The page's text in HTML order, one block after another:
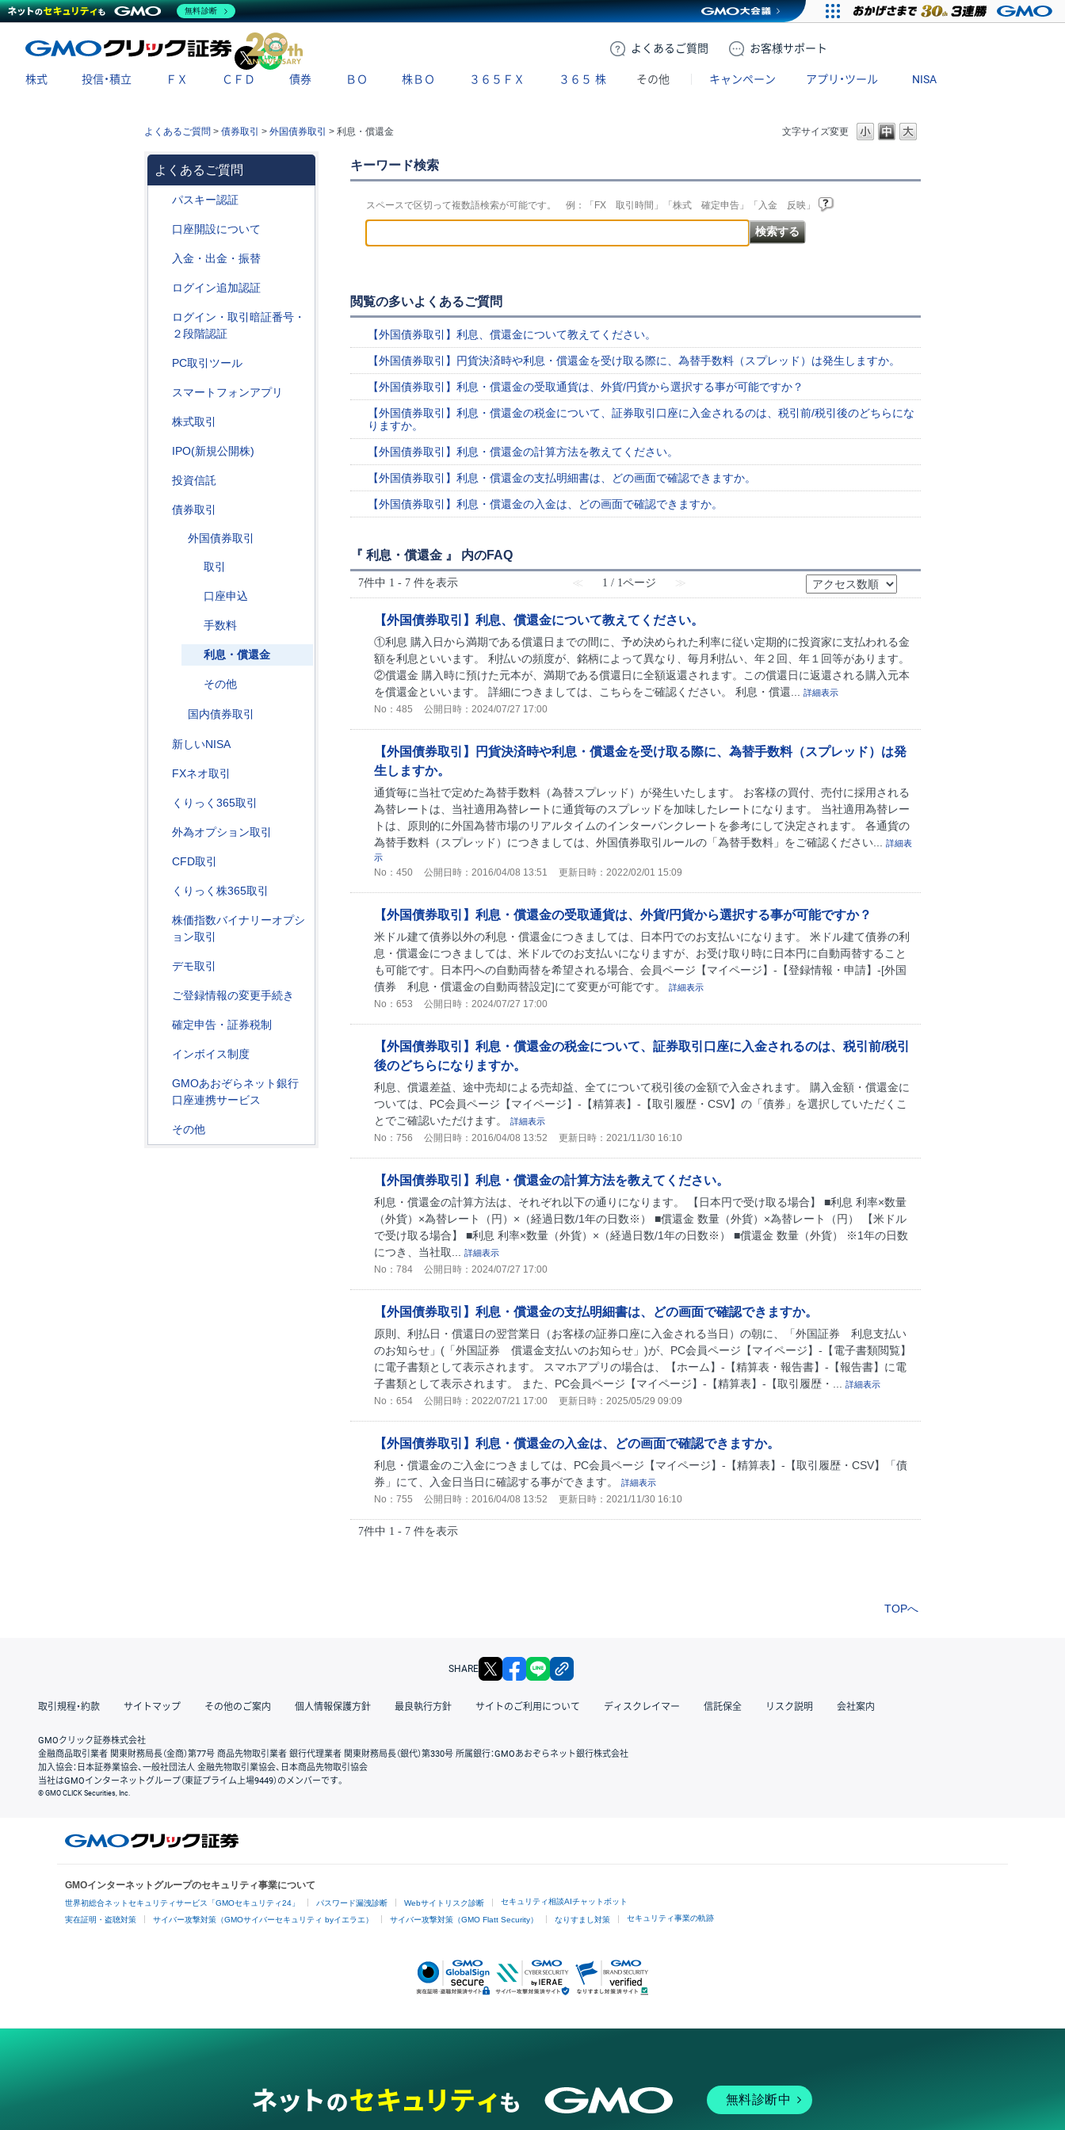
よくある ご質問 お客様サポート
X
株式 投信・積立 ＦＸ ＣＦＤ 債券 ＢＯ 株ＢＯ ３６５ＦＸ ３６５ 株 その他 キャンペーン アプリ・ツール NISA
文字サイズ変更
よくあるご質問 > 債券取引 > 外国債券取引 > 利息・償還金
よくあるご質問
パスキー認証
口座開設について
入金・出金・振替
ログイン追加認証
ログイン・取引暗証番号・
２段階認証
PC取引ツール
スマートフォンアプリ
株式取引
IPO(新規公開株)
投資信託
債券取引
外国債券取引
取引
口座申込
手数料
利息・償還金
その他
国内債券取引
新しいNISA
FXネオ取引
くりっく365取引
外為オプション取引
CFD取引
くりっく株365取引
株価指数バイナリーオプシ
ョン取引
デモ取引
ご登録情報の変更手続き
確定申告・証券税制
インボイス制度
GMOあおぞらネット銀行
口座連携サービス
その他
キーワード検索
スペースで区切って複数語検索が可能です。 例：「FX 取引時間」「株式 確定申告」「入金 反映」
閲覧の多いよくあるご質問
【外国債券取引】利息、償還金について教えてください。
【外国債券取引】円貨決済時や利息・償還金を受け取る際に、為替手数料（スプレッド）は発生しますか。
【外国債券取引】利息・償還金の受取通貨は、外貨/円貨から選択する事が可能ですか？
【外国債券取引】利息・償還金の税金について、証券取引口座に入金されるのは、税引前/税引後のどちらにな
りますか。
【外国債券取引】利息・償還金の計算方法を教えてください。
【外国債券取引】利息・償還金の支払明細書は、どの画面で確認できますか。
【外国債券取引】利息・償還金の入金は、どの画面で確認できますか。
『 利息・償還金 』 内のFAQ
7件中 1 - 7 件を表示 ≪ 1 / 1ページ ≫
【外国債券取引】利息、償還金について教えてください。
①利息 購入日から満期である償還日までの間に、予め決められた利率に従い定期的に投資家に支払われる金
額を利息といいます。 利払いの頻度が、銘柄によって異なり、毎月利払い、年２回、年１回等があります。
②償還金 購入時に預けた元本が、満期である償還日に全額返還されます。この償還日に返還される購入元本
を償還金といいます。 詳細につきましては、こちらをご確認ください。 利息・償還...
詳細表示
No：485 公開日時：2024/07/27 17:00
【外国債券取引】円貨決済時や利息・償還金を受け取る際に、為替手数料（スプレッド）は発
生しますか。
通貨毎に当社で定めた為替手数料（為替スプレッド）が発生いたします。 お客様の買付、売付に採用される
為替レートは、当社適用為替レートに通貨毎のスプレッドを加味したレートになります。 当社適用為替レー
トは、原則的に外国為替市場のリアルタイムのインターバンクレートを参考にして決定されます。 各通貨の
為替手数料（スプレッド）につきましては、外国債券取引ルールの「為替手数料」をご確認ください...
詳細表
示
No：450 公開日時：2016/04/08 13:51 更新日時：2022/02/01 15:09
【外国債券取引】利息・償還金の受取通貨は、外貨/円貨から選択する事が可能ですか？
米ドル建て債券以外の利息・償還金につきましては、日本円でのお支払いになります。 米ドル建て債券の利
息・償還金につきましては、米ドルでのお支払いになりますが、お受け取り時に日本円に自動両替すること
も可能です。日本円への自動両替を希望される場合、会員ページ【マイページ】-【登録情報・申請】-[外国
債券 利息・償還金の自動両替設定]にて変更が可能です。
詳細表示
No：653 公開日時：2024/07/27 17:00
【外国債券取引】利息・償還金の税金について、証券取引口座に入金されるのは、税引前/税引
後のどちらになりますか。
利息、償還差益、途中売却による売却益、全てについて税引後の金額で入金されます。 購入金額・償還金に
ついては、PC会員ページ【マイページ】-【精算表】-【取引履歴・CSV】の「債券」を選択していただくこ
とでご確認いただけます。
詳細表示
No：756 公開日時：2016/04/08 13:52 更新日時：2021/11/30 16:10
【外国債券取引】利息・償還金の計算方法を教えてください。
利息・償還金の計算方法は、それぞれ以下の通りになります。 【日本円で受け取る場合】 ■利息 利率×数量
（外貨）×為替レート（円）×（経過日数/1年の日数※） ■償還金 数量（外貨）×為替レート（円） 【米ドル
で受け取る場合】 ■利息 利率×数量（外貨）×（経過日数/1年の日数※） ■償還金 数量（外貨） ※1年の日数
につき、当社取...
詳細表示
No：784 公開日時：2024/07/27 17:00
【外国債券取引】利息・償還金の支払明細書は、どの画面で確認できますか。
原則、利払日・償還日の翌営業日（お客様の証券口座に入金される当日）の朝に、「外国証券 利息支払い
のお知らせ」(「外国証券 償還金支払いのお知らせ」)が、PC会員ページ【マイページ】-【電子書類閲覧】
に電子書類として表示されます。 スマホアプリの場合は、【ホーム】-【精算表・報告書】-【報告書】に電
子書類として表示されます。 また、PC会員ページ【マイページ】-【精算表】-【取引履歴・...
詳細表示
No：654 公開日時：2022/07/21 17:00 更新日時：2025/05/29 09:09
【外国債券取引】利息・償還金の入金は、どの画面で確認できますか。
利息・償還金のご入金につきましては、PC会員ページ【マイページ】-【精算表】-【取引履歴・CSV】「債
券」にて、入金日当日に確認する事ができます。
詳細表示
No：755 公開日時：2016/04/08 13:52 更新日時：2021/11/30 16:10
7件中 1 - 7 件を表示
TOPへ
SHARE X facebook
取引規程・約款 サイトマップ その他のご案内 個人情報保護方針 最良執行方針 サイトのご利用について ディスクレイマー 信託保全 リスク説明 会社案内
GMOクリック証券株式会社
金融商品取引業者 関東財務局長（金商）第77号 商品先物取引業者 銀行代理業者 関東財務局長（銀代）第330号 所属銀行：GMOあおぞらネット銀行株式会社
加入協会：日本証券業協会、一般社団法人 金融先物取引業協会、日本商品先物取引協会
当社はGMOインターネットグループ（東証プライム上場9449）のメンバーです。
© GMO CLICK Securities, Inc.
GMOインターネットグループのセキュリティ事業について
世界初総合ネットセキュリティサービス「GMOセキュリティ24」 パスワード漏洩診断 Webサイトリスク診断 セキュリティ相談AIチャットボット
実在証明・盗聴対策 サイバー攻撃対策（GMOサイバーセキュリティ byイエラエ） サイバー攻撃対策（GMO Flatt Security） なりすまし対策 セキュリティ事業の軌跡
無料診断中
無料診断